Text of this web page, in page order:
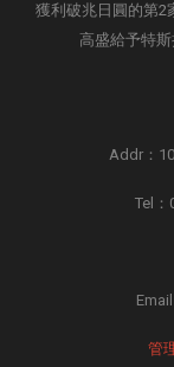
獲利破兆日圓的第2
高盛給予特
Addr：
Tel
管